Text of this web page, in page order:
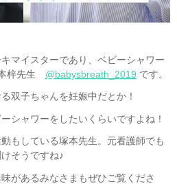
マイスターであり、ベビーシャワー
梓先生 @babysbreath_2019 です。
双子ちゃんを妊娠中だとか！
シャワーをしたいくらいですよね！
もしている塚本先生。元看護師でも
そうですね♪
があるみなさまもぜひご覧くださ